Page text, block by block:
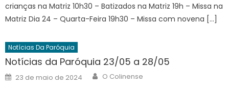
crianças na Matriz 10h30 – Batizados na Matriz 19h – Missa na
Matriz Dia 24 – Quarta-Feira 19h30 – Missa com novena […]
Notícias Da Paróquia
Notícias da Paróquia 23/05 a 28/05
Posted
on
23 de maio de 2024 Author
O Colinense